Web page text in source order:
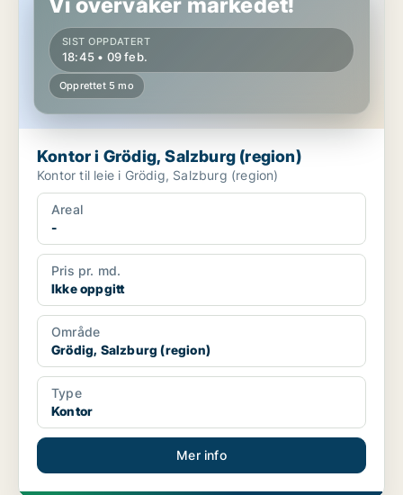
SIST OPPDATERT
18:45 • 09 feb.
Opprettet 5 mo
Kontor i Grödig, Salzburg (region)
Kontor til leie i Grödig, Salzburg (region)
Areal
-
Pris pr. md.
Ikke oppgitt
Område
Grödig, Salzburg (region)
Type
Kontor
Mer info